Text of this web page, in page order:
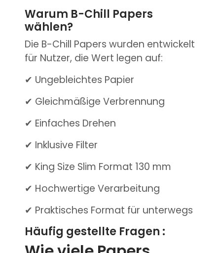
Warum B-Chill Papers
wählen?
Die B-Chill Papers wurden entwickelt
für Nutzer, die Wert legen auf:
✔ Ungebleichtes Papier
✔ Gleichmäßige Verbrennung
✔ Einfaches Drehen
✔ Inklusive Filter
✔ King Size Slim Format 130 mm
✔ Hochwertige Verarbeitung
✔ Praktisches Format für unterwegs
Häufig gestellte Fragen :